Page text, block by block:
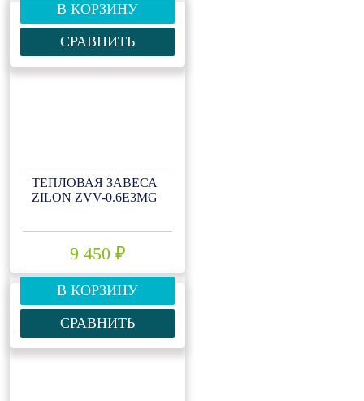
В КОРЗИНУ
СРАВНИТЬ
ТЕПЛОВАЯ ЗАВЕСА
ZILON ZVV-0.6Е3МG
9 450 ₽
В КОРЗИНУ
СРАВНИТЬ